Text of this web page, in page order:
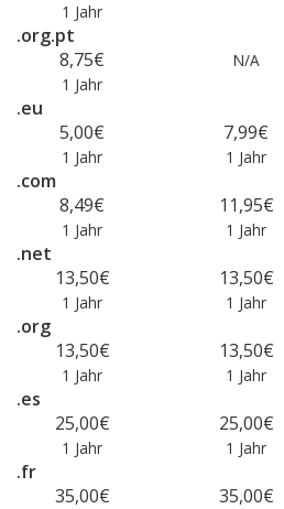
1 Jahr
.org.pt
8,75€
1 Jahr
N/A
.eu
5,00€
1 Jahr
7,99€
1 Jahr
.com
8,49€
1 Jahr
11,95€
1 Jahr
.net
13,50€
1 Jahr
13,50€
1 Jahr
.org
13,50€
1 Jahr
13,50€
1 Jahr
.es
25,00€
1 Jahr
25,00€
1 Jahr
.fr
35,00€
35,00€